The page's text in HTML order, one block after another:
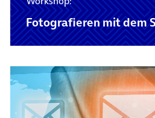
Fotografieren mit dem